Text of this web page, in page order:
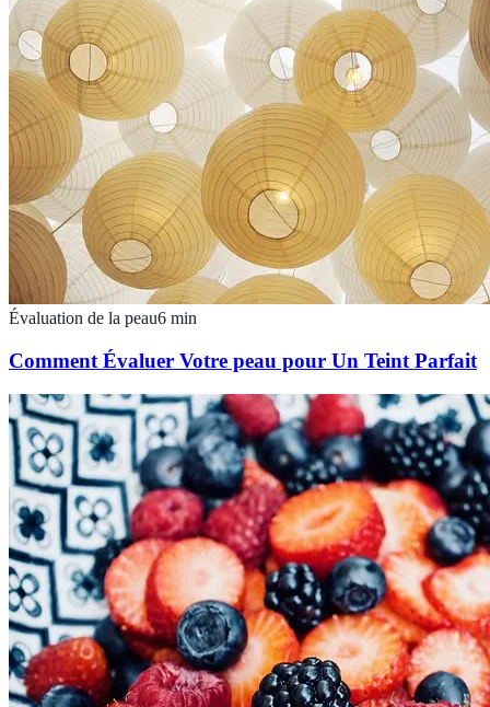
Évaluation de la peau6 min
Comment Évaluer Votre peau pour Un Teint Parfait